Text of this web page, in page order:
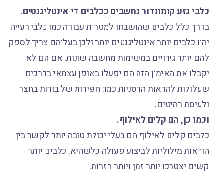
כלבי גזע קומונדור נחשבים ככלבים די אינטליגנטים.
בדרך כלל כלבים שהושבחו למטרות עבודה כמו כלבי רעייה
יהיו כלבים יותר אינטליגנטים יותר ולכן בעליהם צריך לספק
להם יותר גירויים במשימות מחשבה שונות. אם הם לא
יקבלו את האימון הזה הם יפעלו באופן עצמאי בדרכים
שעלולות להראות הרסניות כמו: חפירות של בורות בחצר
ולעיסת רהיטים.
וכמו כן, הם קלים לאילוף.
כלבים קלים לאילוף הם בעלי יכולת טובה יותר לקשר בין
הוראות מילוליות לביצוע פעולה כלשהיא. כלבים יותר
קשים יצטרכו יותר זמן ויותר חזרות.